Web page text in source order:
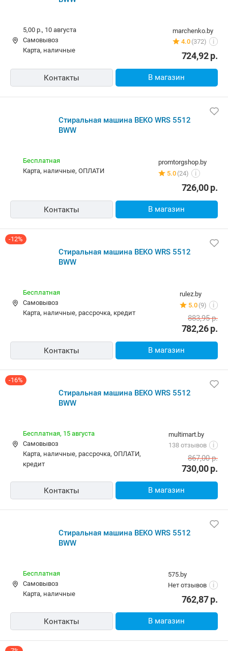
marchenko.by
4.0 (372) i
5,00 р., 10 августа
Самовывоз
карта, наличные
724,92р.
Контакты В магазин
Стиральная машина BEKO WRS 5512
BWW
promtorgshop.by
5.0 (24) i
Бесплатная
карта, наличные, ОПЛАТИ
726,00р.
Контакты В магазин
-12%
Стиральная машина BEKO WRS 5512
BWW
rulez.by
5.0 (9) i
Бесплатная
Самовывоз
карта, наличные, рассрочка, кредит
782,26р.
883,95р.
Контакты В магазин
-16%
Стиральная машина BEKO WRS 5512
BWW
multimart.by
138 отзывов
i
Бесплатная, 15 августа
Самовывоз
карта, наличные, рассрочка, ОПЛАТИ,
кредит
730,00р.
867,00р.
Контакты В магазин
Стиральная машина BEKO WRS 5512
BWW
575.by
Нет отзывов
i
Бесплатная
Самовывоз
карта, наличные
762,87р.
Контакты В магазин